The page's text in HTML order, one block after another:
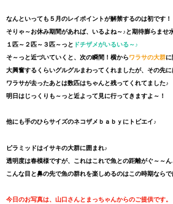
なんといっても５月のレイポイントが解禁するのは初です！
そりゃ～お休み期間があれば、いるよね～♪と期待膨らませ
１匹～２匹～３匹～っと ドチザメがいるいる～♪
そ～っと近づいていくと、次の瞬間！横からワラサの大群
大興奮するくらいグルグルまわってくれましたが、その先に
ワラサが去ったあとは数匹はちゃんと残ってくれてました♪
明日はじっくりも～っと近よって見に行ってきますよ～！
他にも手のひらサイズのネコザメｂａｂｙにトビエイ♪
ピラミッドはイサキの大群に囲まれ♪
透明度は春模様ですが、これはこれで魚との距離がぐ～～ん
こんな目と鼻の先で魚の群れを楽しめるのはこの時期ならで
今日のお写真は、山口さんとまっちゃんからのご提供です。